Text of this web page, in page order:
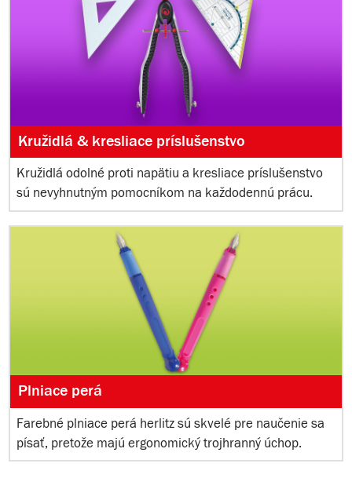
Kružidlá & kresliace príslušenstvo
Kružidlá odolné proti napätiu a kresliace príslušenstvo
sú nevyhnutným pomocníkom na každodennú prácu.
Plniace perá
Farebné plniace perá herlitz sú skvelé pre naučenie sa
písať, pretože majú ergonomický trojhranný úchop.